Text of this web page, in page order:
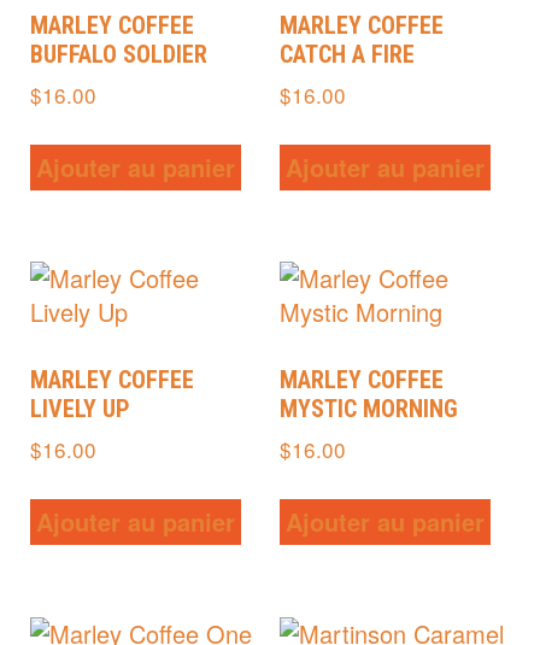
MARLEY COFFEE
BUFFALO SOLDIER
$16.00
Ajouter au panier
MARLEY COFFEE
CATCH A FIRE
$16.00
Ajouter au panier
MARLEY COFFEE
LIVELY UP
$16.00
Ajouter au panier
MARLEY COFFEE
MYSTIC MORNING
$16.00
Ajouter au panier